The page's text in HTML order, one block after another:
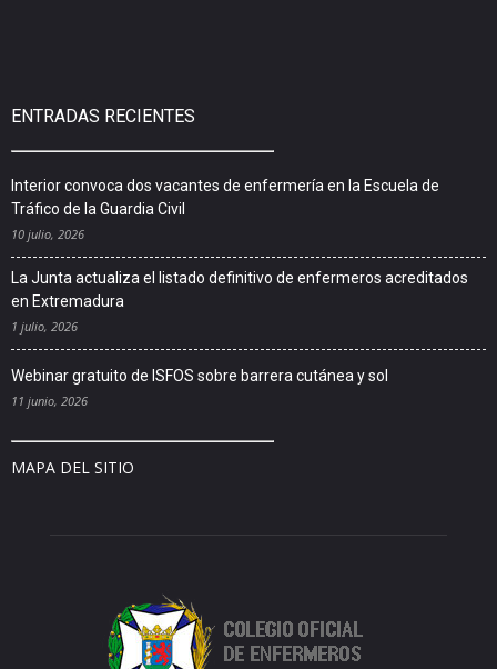
ENTRADAS RECIENTES
Interior convoca dos vacantes de enfermería en la Escuela de
Tráfico de la Guardia Civil
10 julio, 2026
La Junta actualiza el listado definitivo de enfermeros acreditados
en Extremadura
1 julio, 2026
Webinar gratuito de ISFOS sobre barrera cutánea y sol
11 junio, 2026
MAPA DEL SITIO